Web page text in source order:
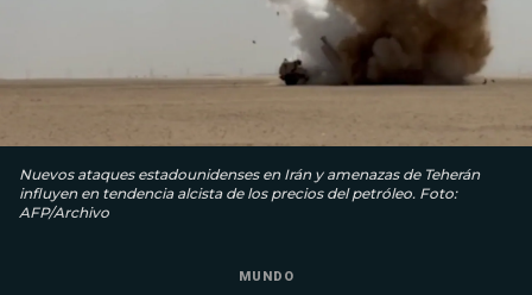
Nuevos ataques estadounidenses en Irán y amenazas de Teherán
influyen en tendencia alcista de los precios del petróleo. Foto:
AFP/Archivo
MUNDO